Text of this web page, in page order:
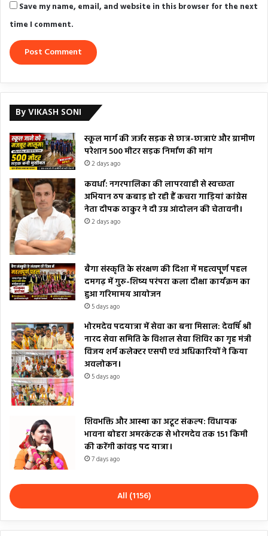
Save my name, email, and website in this browser for the next
time I comment.
By VIKASH SONI
स्कूल मार्ग की जर्जर सड़क से छात्र-छात्राएं और ग्रामीण
परेशान 500 मीटर सड़क निर्माण की मांग
2 days ago
कवर्धा: नगरपालिका की लापरवाही से स्वच्छता
अभियान ठप कबाड़ हो रही हैं कचरा गाड़ियां कांग्रेस
नेता दीपक ठाकुर ने दी उग्र आंदोलन की चेतावनी।
2 days ago
बैगा संस्कृति के संरक्षण की दिशा में महत्वपूर्ण पहल
दमगढ़ में गुरु-शिष्य परंपरा कला दीक्षा कार्यक्रम का
हुआ गरिमामय आयोजन
5 days ago
भोरमदेव पदयात्रा में सेवा का बना मिसाल: देवर्षि श्री
नारद सेवा समिति के विशाल सेवा शिविर का गृह मंत्री
विजय शर्म कलेक्टर एसपी एवं अधिकारियों ने किया
अवलोकन।
5 days ago
शिवभक्ति और आस्था का अटूट संकल्प: विधायक
भावना बोहरा अमरकंटक से भोरमदेव तक 151 किमी
की करेंगी कांवड़ पद यात्रा।
7 days ago
All (1156)